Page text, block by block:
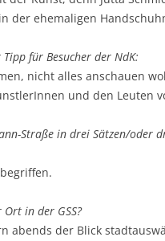
der ehemaligen
für Besucher der NdK:
nicht alles anschauen
und den Leuten
Straße in drei Sätzen/oder
in der GSS?
abends der Blick